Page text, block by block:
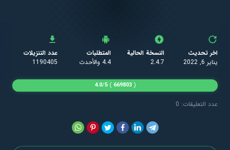
اخر تحديث
يناير 6, 2022
النسخة الحالية
2.4.7
المتطلبات
4.4 والأحدث
عدد التنزيلات
1190405
عدد التعليقات: 0
(
669803
)
4.0/5